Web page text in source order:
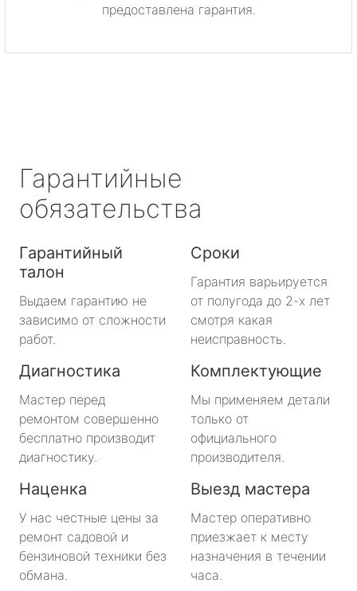
предоставлена гарантия.
Гарантийные
обязательства
Гарантийный
талон
Выдаем гарантию не
зависимо от сложности
работ.
Сроки
Гарантия варьируется
от полугода до 2-х лет
смотря какая
неисправность.
Диагностика
Мастер перед
ремонтом совершенно
бесплатно производит
диагностику.
Комплектующие
Мы применяем детали
только от
официального
производителя.
Наценка
У нас честные цены за
ремонт садовой и
бензиновой техники без
обмана.
Выезд мастера
Мастер оперативно
приезжает к месту
назначения в течении
часа.